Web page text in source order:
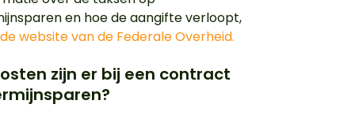
en hoe de aangifte verloopt,
de website van de Federale Overheid.
zijn er bij een contract